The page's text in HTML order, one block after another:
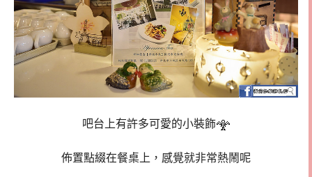
吧台上有許多可愛的小裝飾
佈置點綴在餐桌上，感覺就非常熱鬧呢